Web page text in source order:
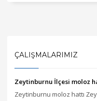
ÇALIŞMALARIMIZ
Zeytinburnu İlçesi moloz
Zeytinburnu moloz hattı